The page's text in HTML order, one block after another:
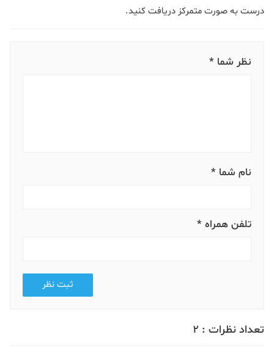
درست به صورت متمرکز دریافت کنید.
نظر شما *
نام شما *
تلفن همراه *
ثبت نظر
تعداد نظرات : 2